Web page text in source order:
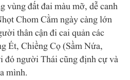
vùng đất đai màu mỡ, dễ canh
Chom Cằm ngày càng lớn
thân cận đi cai quản các
Ét, Chiềng Cọ (Sầm Nứa,
người Thái cũng định cự và
mình.